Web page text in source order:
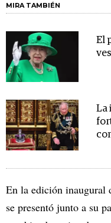
MIRA TAMBIÉN
El
La
En la edición inaugural
se presentó junto a su